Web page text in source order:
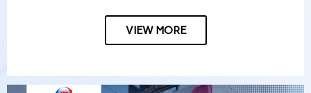
VIEW MORE